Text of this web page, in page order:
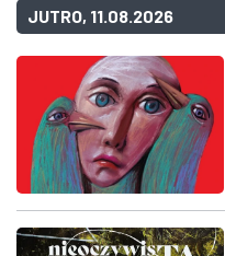
JUTRO, 11.08.2026